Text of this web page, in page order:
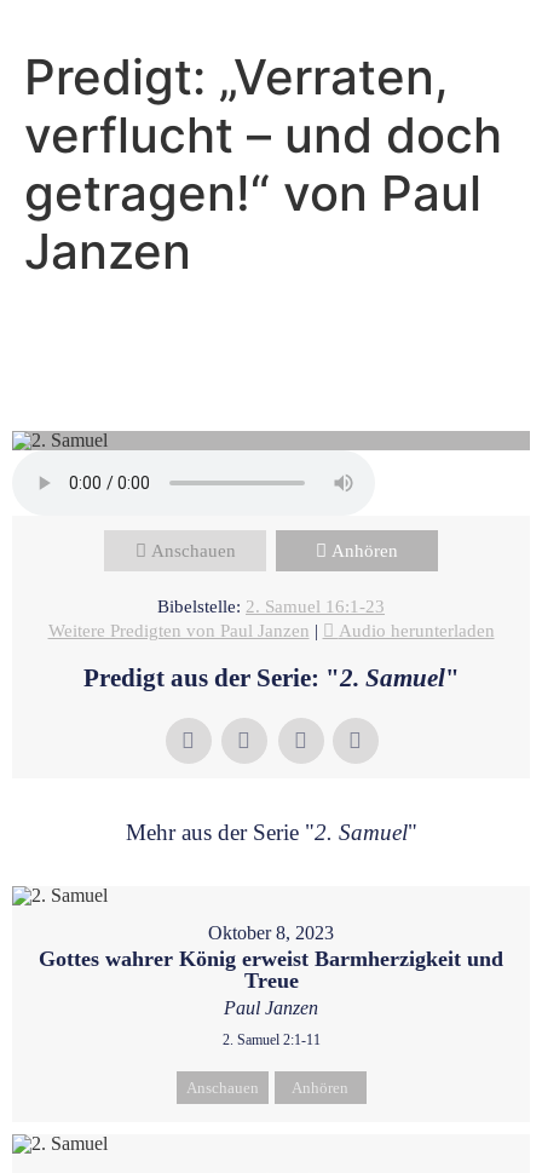
Predigt: „Verraten,
verflucht – und doch
getragen!“ von Paul
Janzen
Anschauen Anhören
Bibelstelle: 2. Samuel 16:1-23
Weitere Predigten von Paul Janzen | Audio herunterladen
Predigt aus der Serie: "2. Samuel"
Mehr aus der Serie "2. Samuel"
Oktober 8, 2023
Gottes wahrer König erweist Barmherzigkeit und
Treue
Paul Janzen
2. Samuel 2:1-11
Anschauen Anhören